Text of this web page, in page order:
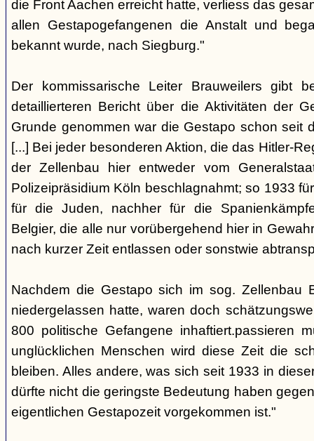
die Front Aachen erreicht hatte, verliess das
allen Gestapogefangenen die Anstalt und
bekannt wurde, nach Siegburg."
Der kommissarische Leiter Brauweilers gibt
detaillierteren Bericht über die Aktivitäten der
Grunde genommen war die Gestapo schon seit
[...] Bei jeder besonderen Aktion, die das Hitler-
der Zellenbau hier entweder vom
Polizeipräsidium Köln beschlagnahmt; so 1933
für die Juden, nachher für die
Belgier, die alle nur vorübergehend hier in
nach kurzer Zeit entlassen oder sonstwie
Nachdem die Gestapo sich im sog. Zellenbau
niedergelassen hatte, waren doch
800 politische Gefangene inhaftiert.passieren
unglücklichen Menschen wird diese Zeit die
bleiben. Alles andere, was sich seit 1933 in
dürfte nicht die geringste Bedeutung haben
eigentlichen Gestapozeit vorgekommen ist."